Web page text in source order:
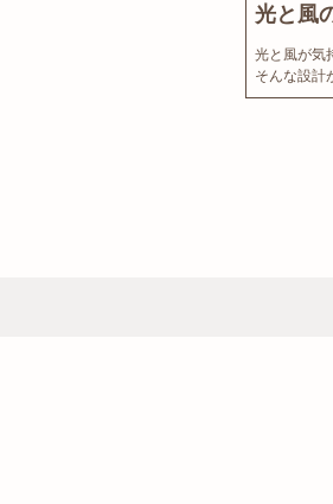
光と風
光と風が気
そんな設計